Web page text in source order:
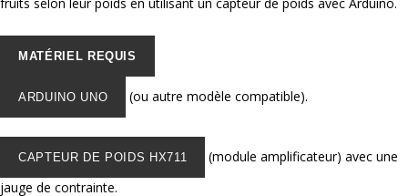
MATÉRIEL REQUIS
ARDUINO UNO (ou autre modèle compatible).
CAPTEUR DE POIDS HX711
(module amplificateur) avec une
jauge de contrainte.